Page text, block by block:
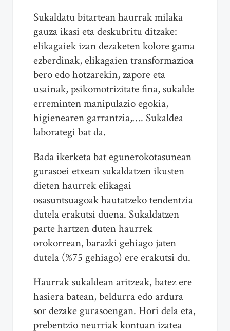
Sukaldatu bitartean haurrak milaka
gauza ikasi eta deskubritu ditzake:
elikagaiek izan dezaketen kolore gama
ezberdinak, elikagaien transformazioa
bero edo hotzarekin, zapore eta
usainak, psikomotrizitate fina, sukalde
erreminten manipulazio egokia,
higienearen garrantzia,…. Sukaldea
laborategi bat da.
Bada ikerketa bat egunerokotasunean
gurasoei etxean sukaldatzen ikusten
dieten haurrek elikagai
osasuntsuagoak hautatzeko tendentzia
dutela erakutsi duena. Sukaldatzen
parte hartzen duten haurrek
orokorrean, barazki gehiago jaten
dutela (%75 gehiago) ere erakutsi du.
Haurrak sukaldean aritzeak, batez ere
hasiera batean, beldurra edo ardura
sor dezake gurasoengan. Hori dela eta,
prebentzio neurriak kontuan izatea